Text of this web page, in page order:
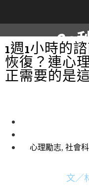
60
1週1小時的
恢復？連心
正需要的是
心理勵志, 社會
文／